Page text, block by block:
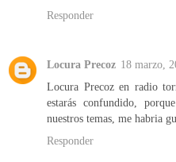
Responder
Locura Precoz 18 marzo,
Locura Precoz en radio
estarás confundido,
nuestros temas, me habria
Responder